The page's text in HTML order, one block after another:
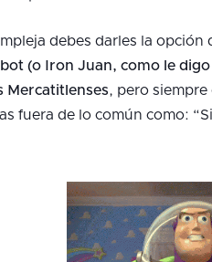
debes darles la
(o Iron Juan, como le
Mercatitlenses, pero
fuera de lo común como: